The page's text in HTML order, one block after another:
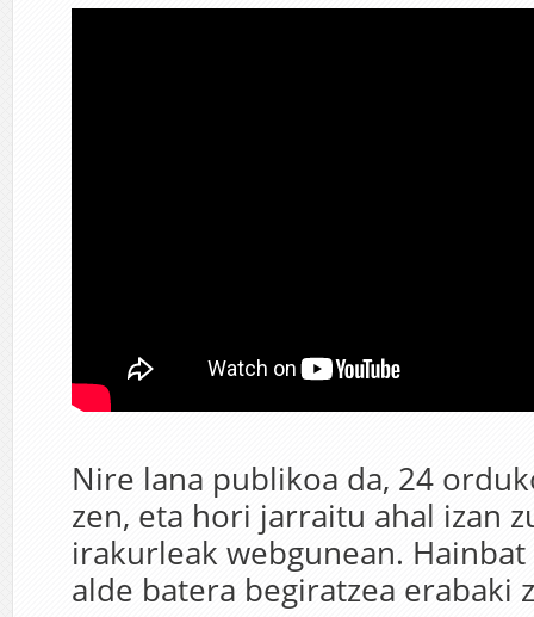
Nire lana publikoa da, 24
zen, eta hori jarraitu ahal izan
irakurleak webgunean.
alde batera begiratzea erabaki